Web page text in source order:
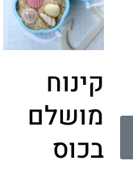
קינוח
מושלם
בכוס